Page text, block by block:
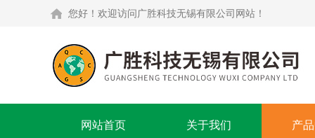
您好！欢迎访问广胜科技无锡有限公司网站！
网站首页 关于我们 产